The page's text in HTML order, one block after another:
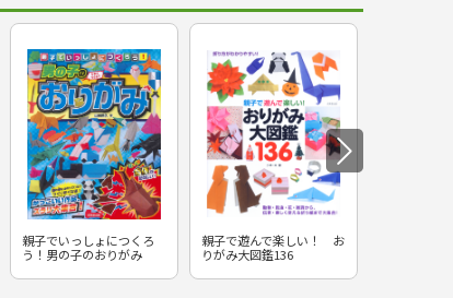
親子でいっしょにつくろ
う！男の子のおりがみ
親子で遊んで楽しい！ お
りがみ大図鑑136